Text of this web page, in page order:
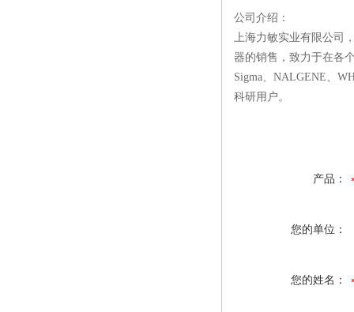
公司介绍：
上海力敏实业有限公司
器的销售，致力于在各
Sigma、NALGENE、
科研用户。
产品：
您的单位：
您的姓名：